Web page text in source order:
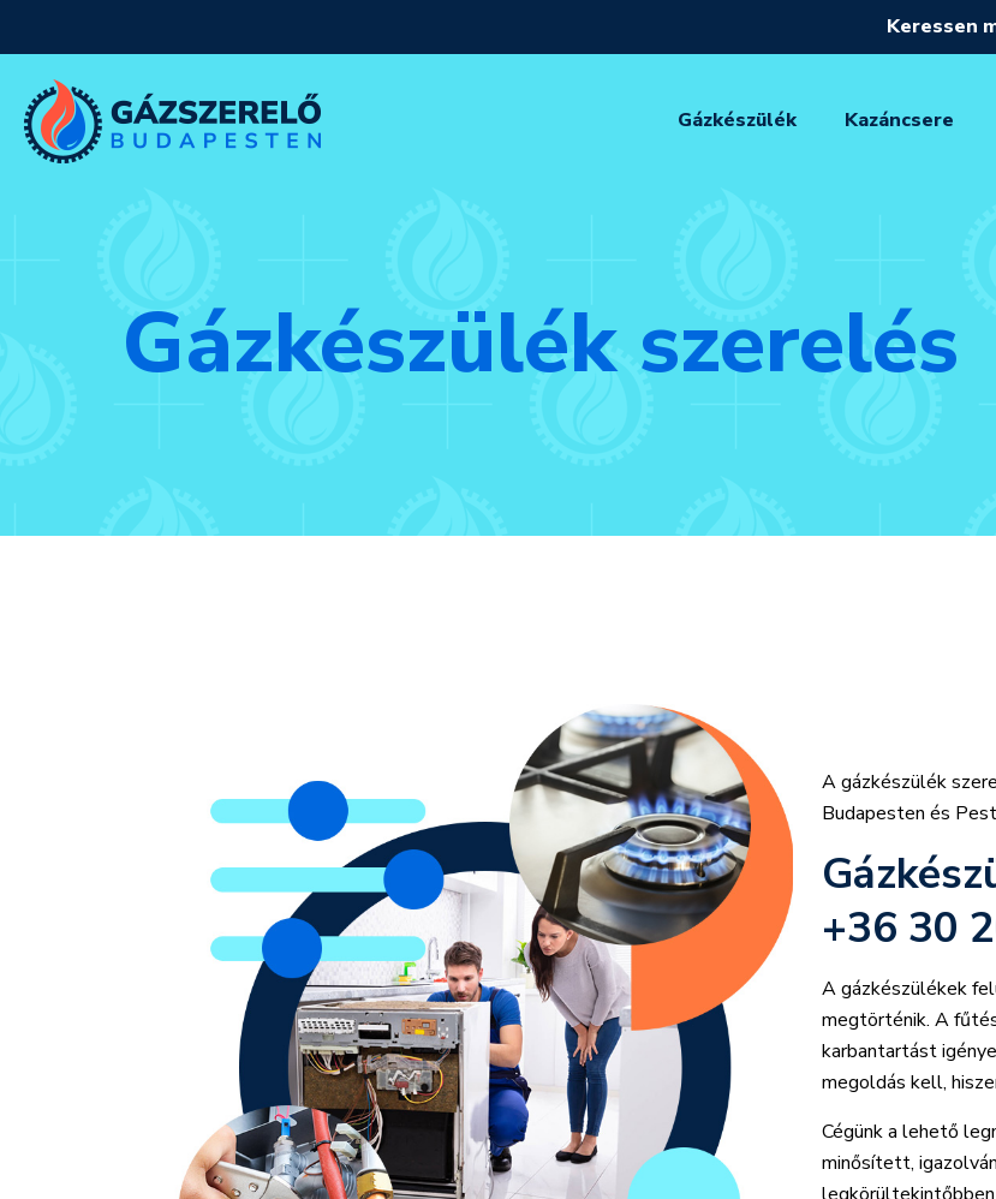
Keressen
Gázkészülék Kazáncsere
Gázkészülék szerelés
A gázkészülék
Budapesten és
+36 30
A gázkészülékek
megtörténik. A
karbantartást
megoldás kell,
Cégünk a lehető
minősített,